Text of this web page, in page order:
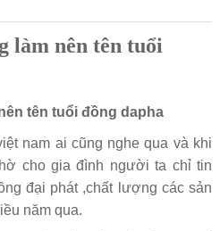
làm nên tên tuổi
tên tuổi đồng dapha
nam ai cũng nghe qua và khi
cho gia đình người ta chỉ tin
đại phát ,chất lượng các sản
năm qua.